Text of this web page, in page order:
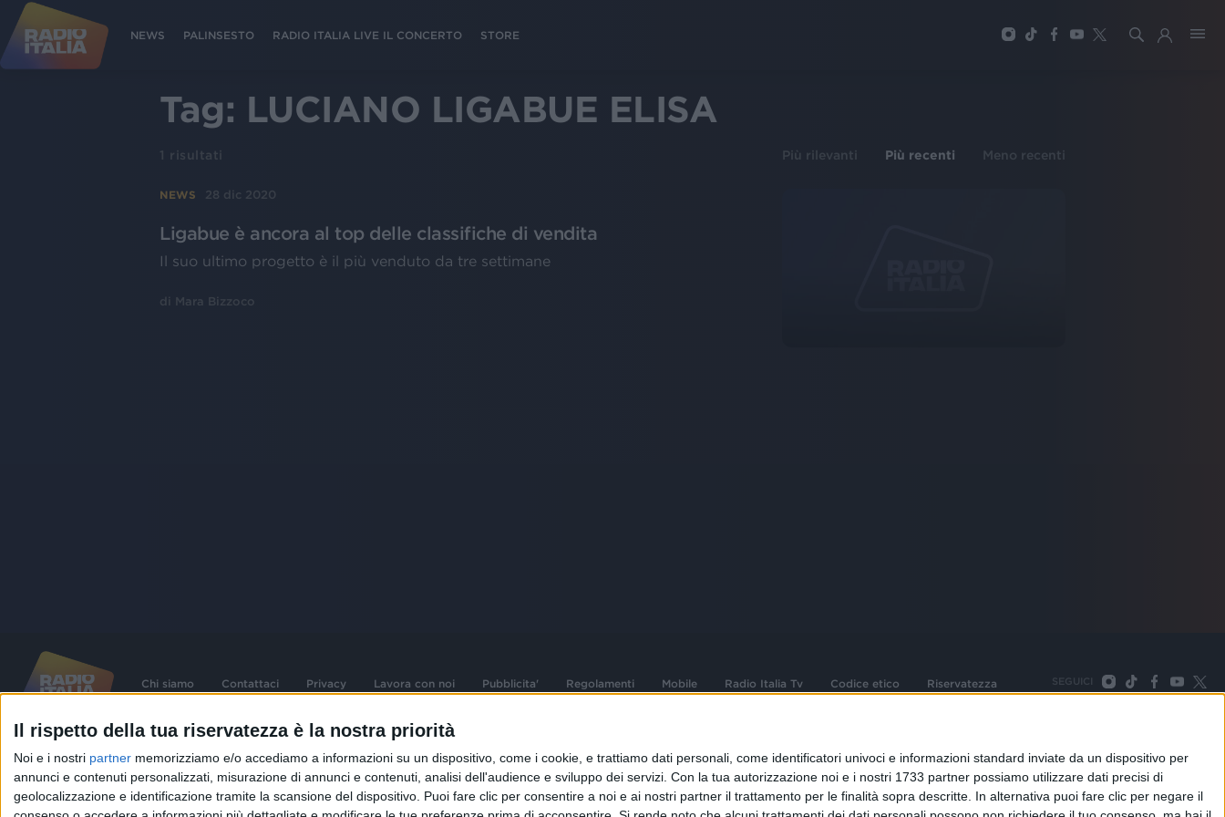
Il rispetto della tua riservatezza è la nostra priorità
Noi e i nostri partner memorizziamo e/o accediamo a informazioni su un dispositivo, come i cookie, e trattiamo dati personali, come identificatori univoci e informazioni standard inviate da un dispositivo per
annunci e contenuti personalizzati, misurazione di annunci e contenuti, analisi dell'audience e sviluppo dei servizi. Con la tua autorizzazione noi e i nostri 1733 partner possiamo utilizzare dati precisi di
geolocalizzazione e identificazione tramite la scansione del dispositivo. Puoi fare clic per consentire a noi e ai nostri partner il trattamento per le finalità sopra descritte. In alternativa puoi fare clic per negare il
NEWS PALINSESTO RADIO ITALIA LIVE IL CONCERTO STORE
Tag: LUCIANO LIGABUE ELISA
1 risultati Più rilevanti Più recenti Meno recenti
NEWS 28 dic 2020
Ligabue è ancora al top delle classifiche di vendita
Il suo ultimo progetto è il più venduto da tre settimane
di Mara Bizzoco
Chi siamo Contattaci Privacy Lavora con noi Pubblicita' Regolamenti Mobile Radio Italia Tv Codice etico Riservatezza SEGUICI
©2026RADIO ITALIA S.p.A. P.IVA 06832230152 | Tutti i diritti riservati. Per le opere dell'ingegno
contenute nel sito sono stati assolti gli obblighi derivanti dalla normativa dei diritti d'autore e dei diritti
connessi.
Capitale Sociale € 580.000,00 interamente versato. Iscr. Reg. Imprese Milano - C.F. e n° iscrizione
Sede Amministrativa: Viale Europa 49, 20093 Cologno Monzese (Mi) |Tel. +39 02 254441 | Fax +39
02 25444220
Sede Legale: Via Savona 97, 20144 Milano
TORNA SU